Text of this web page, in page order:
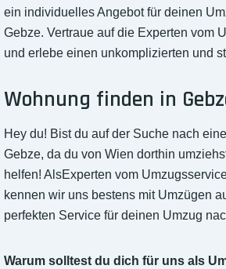
ein individuelles Angebot für deinen
Gebze. Vertraue auf die Experten vom
und erlebe einen unkomplizierten und
Wohnung finden in
Hey du! Bist du auf der Suche nach
Gebze, da du von Wien dorthin
helfen! AlsExperten vom
kennen wir uns bestens mit Umzügen
perfekten Service für deinen Umzug
Warum solltest du dich für uns als